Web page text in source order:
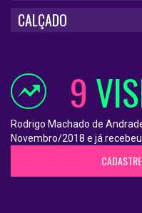
CALÇADO
9
Rodrigo Machado de
Novembro/2018 e já